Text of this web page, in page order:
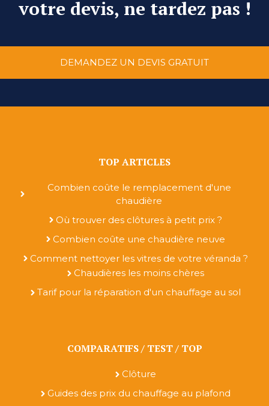
votre devis, ne tardez pas !
DEMANDEZ UN DEVIS GRATUIT
TOP ARTICLES
Combien coûte le remplacement d'une
chaudière
Où trouver des clôtures à petit prix ?
Combien coûte une chaudière neuve
Comment nettoyer les vitres de votre véranda ?
Chaudières les moins chères
Tarif pour la réparation d'un chauffage au sol
COMPARATIFS / TEST / TOP
Clôture
Guides des prix du chauffage au plafond